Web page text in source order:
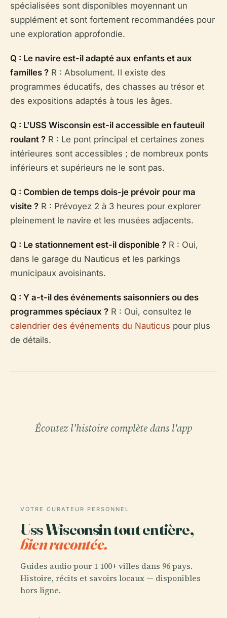
spécialisées sont disponibles moyennant un
supplément et sont fortement recommandées pour
une exploration approfondie.
Q : Le navire est-il adapté aux enfants et aux
familles ? R : Absolument. Il existe des
programmes éducatifs, des chasses au trésor et
des expositions adaptés à tous les âges.
Q : L'USS Wisconsin est-il accessible en fauteuil
roulant ? R : Le pont principal et certaines zones
intérieures sont accessibles ; de nombreux ponts
inférieurs et supérieurs ne le sont pas.
Q : Combien de temps dois-je prévoir pour ma
visite ? R : Prévoyez 2 à 3 heures pour explorer
pleinement le navire et les musées adjacents.
Q : Le stationnement est-il disponible ? R : Oui,
dans le garage du Nauticus et les parkings
municipaux avoisinants.
Q : Y a-t-il des événements saisonniers ou des
programmes spéciaux ? R : Oui, consultez le
calendrier des événements du Nauticus pour plus
de détails.
Écoutez l'histoire complète dans l'app
VOTRE CURATEUR PERSONNEL
Uss Wisconsin tout entière,
bien racontée.
Guides audio pour 1 100+ villes dans 96 pays.
Histoire, récits et savoirs locaux — disponibles
hors ligne.